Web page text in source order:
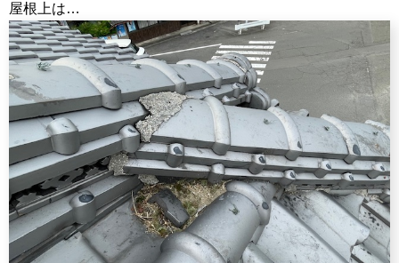
屋根上は…